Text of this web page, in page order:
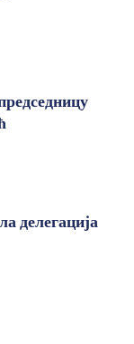
делегација